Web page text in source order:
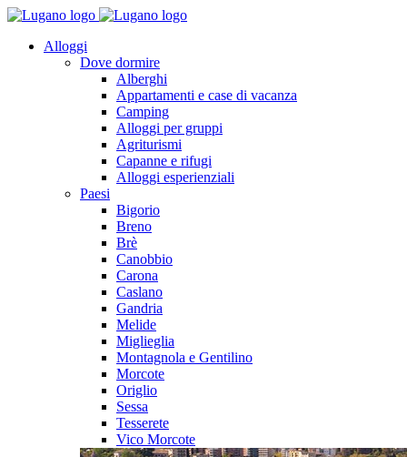
Alloggi
Dove dormire
Alberghi
Appartamenti e case di vacanza
Camping
Alloggi per gruppi
Agriturismi
Capanne e rifugi
Alloggi esperienziali
Paesi
Bigorio
Breno
Brè
Canobbio
Carona
Caslano
Gandria
Melide
Miglieglia
Montagnola e Gentilino
Morcote
Origlio
Sessa
Tesserete
Vico Morcote